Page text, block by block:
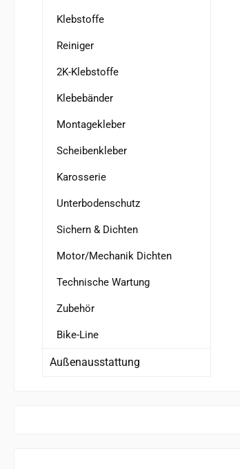
Klebstoffe
Reiniger
2K-Klebstoffe
Klebebänder
Montagekleber
Scheibenkleber
Karosserie
Unterbodenschutz
Sichern & Dichten
Motor/Mechanik Dichten
Technische Wartung
Zubehör
Bike-Line
Außenausstattung